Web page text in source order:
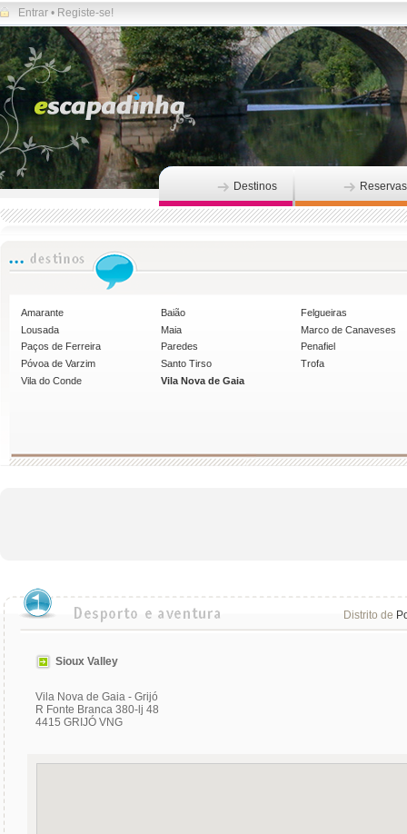
Entrar • Registe-se!
Destinos Reservas
Amarante Baião
Felgueiras
Lousada
Maia
Marco de Canaveses
Paços de Ferreira
Paredes
Penafiel
Póvoa de Varzim
Santo Tirso
Trofa
Vila do Conde
Vila Nova de Gaia
Distrito de
Sioux Valley
Vila Nova de Gaia - Grijó
R Fonte Branca 380-lj 48
4415 GRIJÓ VNG